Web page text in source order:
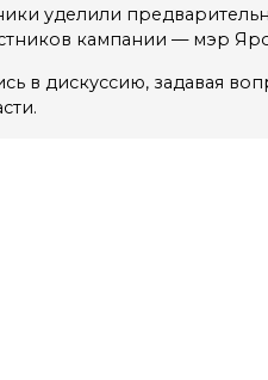
уделили
кампании — мэр
в дискуссию, задавая